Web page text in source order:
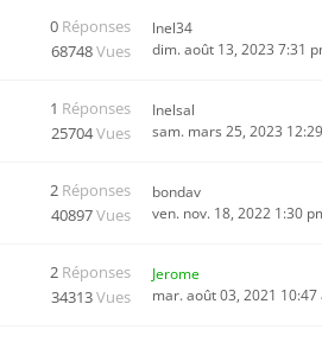
0 Réponses
68748Vues
lnel34
dim. août 13, 2023 7:31
1 Réponses
25704Vues
Inelsal
sam. mars 25, 2023
2 Réponses
40897Vues
bondav
ven. nov. 18, 2022 1:30
2 Réponses
34313Vues
Jerome
mar. août 03, 2021 10:47